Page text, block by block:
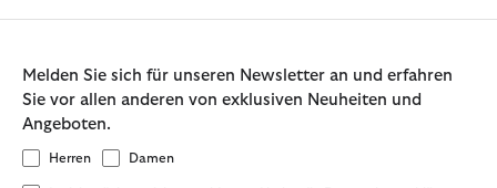
Melden Sie sich für unseren Newsletter an und erfahren
Sie vor allen anderen von exklusiven Neuheiten und
Angeboten.
Herren Damen